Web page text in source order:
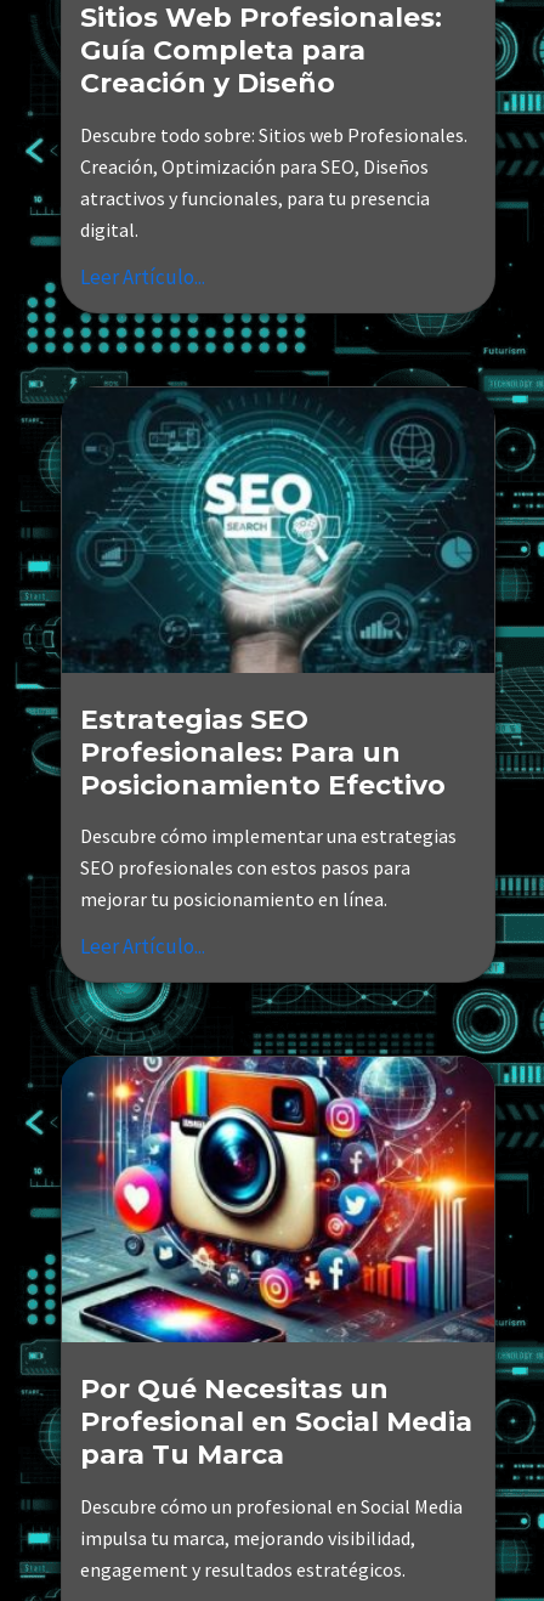
Sitios Web Profesionales:
Guía Completa para
Creación y Diseño
Descubre todo sobre: Sitios web Profesionales.
Creación, Optimización para SEO, Diseños
atractivos y funcionales, para tu presencia
digital.
Leer Artículo...
Estrategias SEO
Profesionales: Para un
Posicionamiento Efectivo
Descubre cómo implementar una estrategias
SEO profesionales con estos pasos para
mejorar tu posicionamiento en línea.
Leer Artículo...
Por Qué Necesitas un
Profesional en Social Media
para Tu Marca
Descubre cómo un profesional en Social Media
impulsa tu marca, mejorando visibilidad,
engagement y resultados estratégicos.